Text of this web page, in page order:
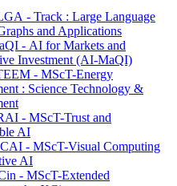
- Track : Large Language
and Applications
- AI for Markets and
Investment (AI-MaQI)
- MScT-Energy
: Science Technology &
- MScT-Trust and
AI
- MScT-Visual Computing
AI
- MScT-Extended